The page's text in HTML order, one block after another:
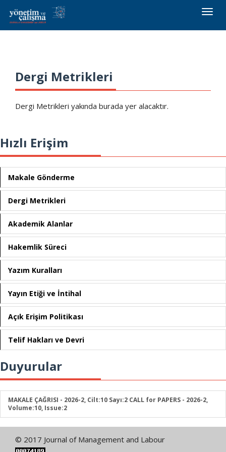
Toggle
Dergi Metrikleri
Dergi Metrikleri yakında burada yer alacaktır.
Hızlı Erişim
Makale Gönderme
Dergi Metrikleri
Akademik Alanlar
Hakemlik Süreci
Yazım Kuralları
Yayın Etiği ve İntihal
Açık Erişim Politikası
Telif Hakları ve Devri
Duyurular
MAKALE ÇAĞRISI - 2026-2, Cilt:10 Sayı:2 CALL for PAPERS - 2026-2,
Volume:10, Issue:2
© 2017 Journal of Management and Labour